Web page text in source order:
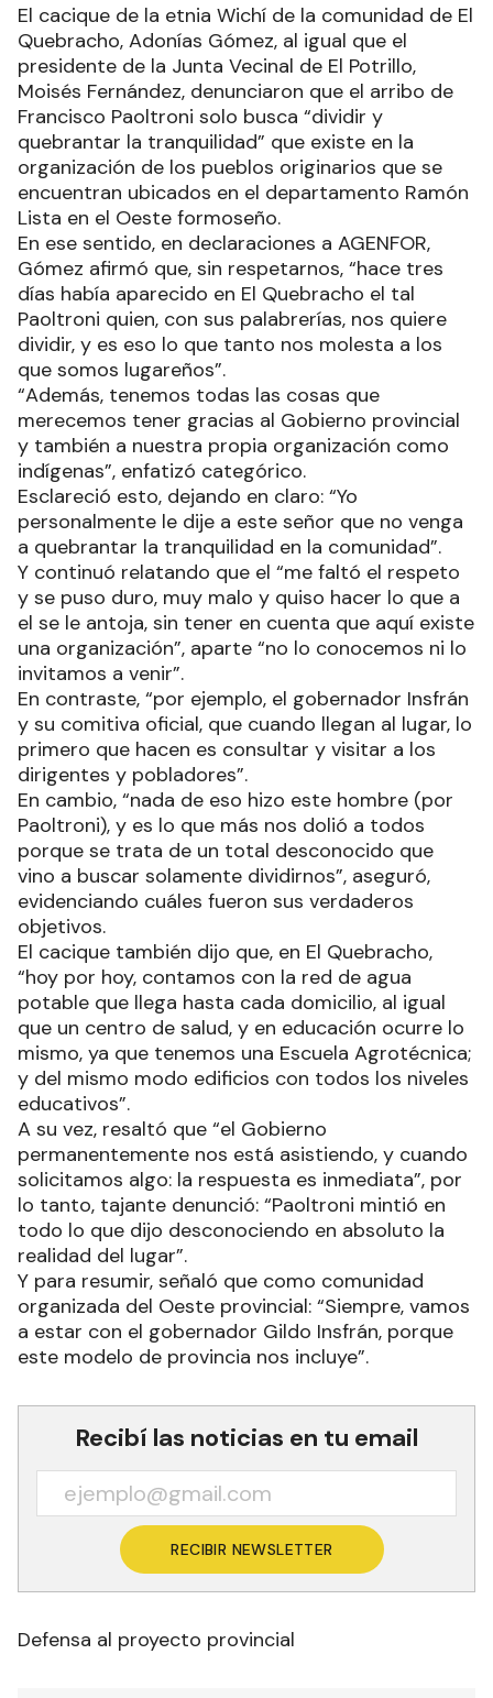
El cacique de la etnia Wichí de la comunidad de El
Quebracho, Adonías Gómez, al igual que el
presidente de la Junta Vecinal de El Potrillo,
Moisés Fernández, denunciaron que el arribo de
Francisco Paoltroni solo busca “dividir y
quebrantar la tranquilidad” que existe en la
organización de los pueblos originarios que se
encuentran ubicados en el departamento Ramón
Lista en el Oeste formoseño.
En ese sentido, en declaraciones a AGENFOR,
Gómez afirmó que, sin respetarnos, “hace tres
días había aparecido en El Quebracho el tal
Paoltroni quien, con sus palabrerías, nos quiere
dividir, y es eso lo que tanto nos molesta a los
que somos lugareños”.
“Además, tenemos todas las cosas que
merecemos tener gracias al Gobierno provincial
y también a nuestra propia organización como
indígenas”, enfatizó categórico.
Esclareció esto, dejando en claro: “Yo
personalmente le dije a este señor que no venga
a quebrantar la tranquilidad en la comunidad”.
Y continuó relatando que el “me faltó el respeto
y se puso duro, muy malo y quiso hacer lo que a
el se le antoja, sin tener en cuenta que aquí existe
una organización”, aparte “no lo conocemos ni lo
invitamos a venir”.
En contraste, “por ejemplo, el gobernador Insfrán
y su comitiva oficial, que cuando llegan al lugar, lo
primero que hacen es consultar y visitar a los
dirigentes y pobladores”.
En cambio, “nada de eso hizo este hombre (por
Paoltroni), y es lo que más nos dolió a todos
porque se trata de un total desconocido que
vino a buscar solamente dividirnos”, aseguró,
evidenciando cuáles fueron sus verdaderos
objetivos.
El cacique también dijo que, en El Quebracho,
“hoy por hoy, contamos con la red de agua
potable que llega hasta cada domicilio, al igual
que un centro de salud, y en educación ocurre lo
mismo, ya que tenemos una Escuela Agrotécnica;
y del mismo modo edificios con todos los niveles
educativos”.
A su vez, resaltó que “el Gobierno
permanentemente nos está asistiendo, y cuando
solicitamos algo: la respuesta es inmediata”, por
lo tanto, tajante denunció: “Paoltroni mintió en
todo lo que dijo desconociendo en absoluto la
realidad del lugar”.
Y para resumir, señaló que como comunidad
organizada del Oeste provincial: “Siempre, vamos
a estar con el gobernador Gildo Insfrán, porque
este modelo de provincia nos incluye”.
Recibí las noticias en tu email
RECIBIR NEWSLETTER
Defensa al proyecto provincial